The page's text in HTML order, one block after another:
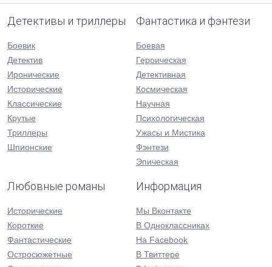
Детективы и триллеры
Боевик
Детектив
Иронические
Исторические
Классические
Крутые
Триллеры
Шпионские
Фантастика и фэнтези
Боевая
Героическая
Детективная
Космическая
Научная
Психологическая
Ужасы и Мистика
Фэнтези
Эпическая
Любовные романы
Исторические
Короткие
Фантастические
Остросюжетные
Информация
Мы Вконтакте
В Одноклассниках
На Facebook
В Твиттере